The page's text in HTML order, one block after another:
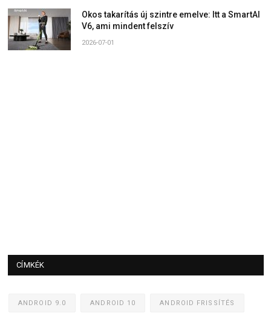
Okos takarítás új szintre emelve: Itt a SmartAI
V6, ami mindent felszív
2026-07-01
CÍMKÉK
ANDROID 9.0 ANDROID 10 ANDROID FRISSÍTÉS